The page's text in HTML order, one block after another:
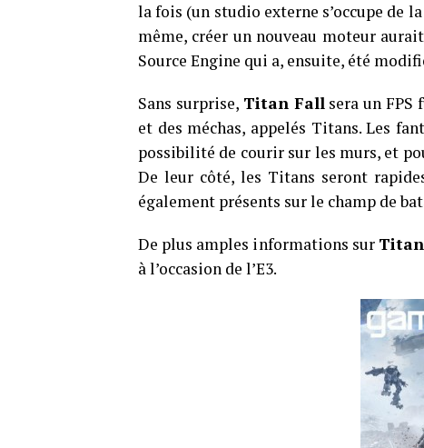
la fois (un studio externe s’occupe de
même, créer un nouveau moteur
Source Engine qui a, ensuite, été
Sans surprise, Titan Fallsera un FPS
et des méchas, appelés Titans. Les
possibilité de courir sur les murs, et
De leur côté, les Titans seront
également présents sur le champ de
De plus amples informations sur
à l’occasion de l’E3.